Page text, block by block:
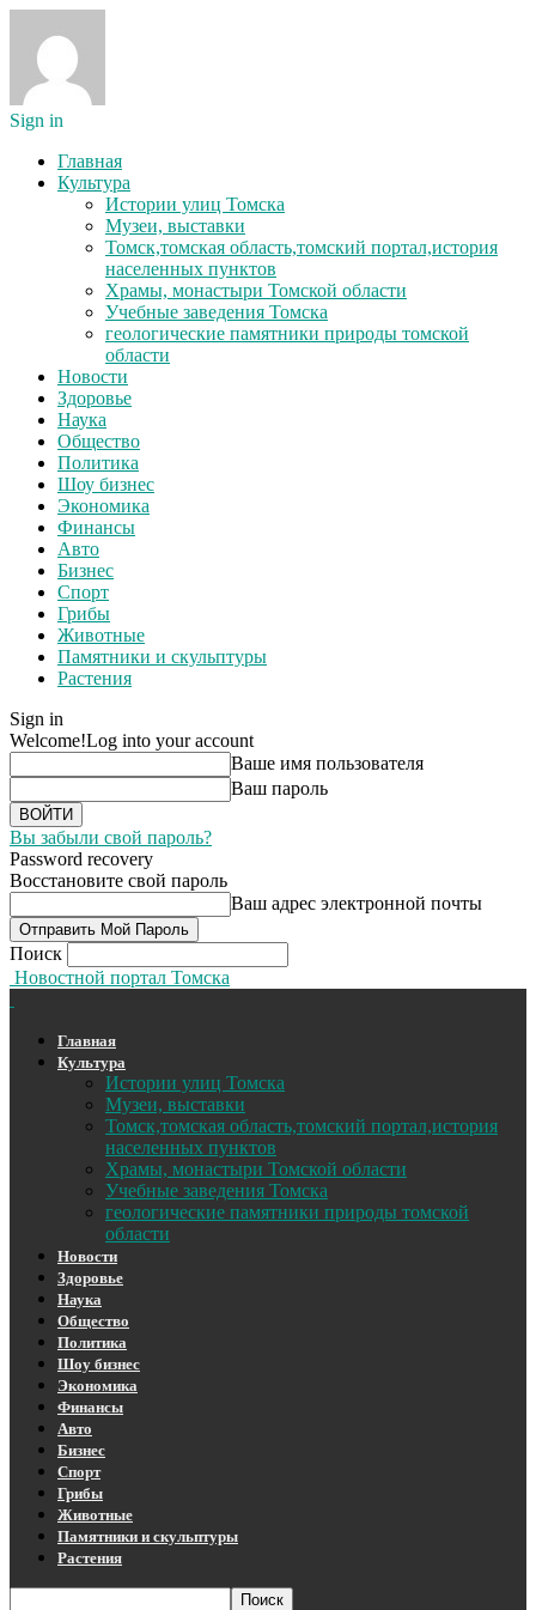
Sign in
Главная
Культура
Истории улиц Томска
Музеи, выставки
Томск,томская область,томский портал,история
населенных пунктов
Храмы, монастыри Томской области
Учебные заведения Томска
геологические памятники природы томской
области
Новости
Здоровье
Наука
Общество
Политика
Шоу бизнес
Экономика
Финансы
Авто
Бизнес
Спорт
Грибы
Животные
Памятники и скульптуры
Растения
Sign in
Welcome!Log into your account
Ваше имя пользователя
Ваш пароль
Вы забыли свой пароль?
Password recovery
Восстановите свой пароль
Ваш адрес электронной почты
Поиск
Новостной портал Томска
Главная
Культура
Истории улиц Томска
Музеи, выставки
Томск,томская область,томский портал,история
населенных пунктов
Храмы, монастыри Томской области
Учебные заведения Томска
геологические памятники природы томской
области
Новости
Здоровье
Наука
Общество
Политика
Шоу бизнес
Экономика
Финансы
Авто
Бизнес
Спорт
Грибы
Животные
Памятники и скульптуры
Растения